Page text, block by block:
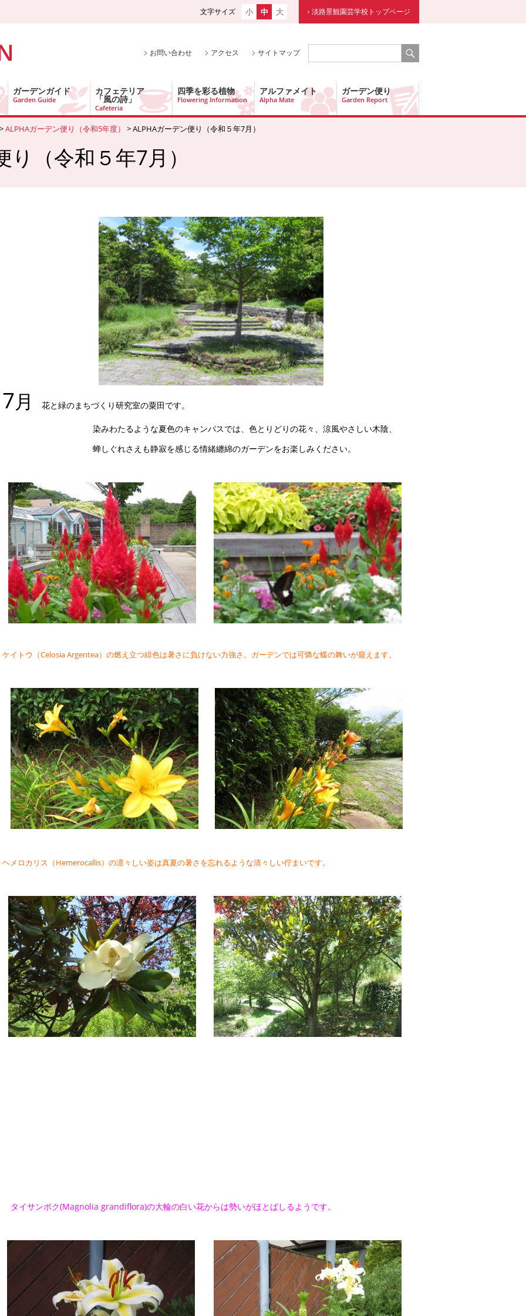
淡路景観園芸学校トップページ
文字サイズ 小 中 大
ガーデンガイド
Garden Guide
カフェテリア
「風の詩」
Cafeteria
四季を彩る植物
Flowering Information
アルファメイト
Alpha Mate
ガーデン便り
Garden Report
お問い合わせ アクセス サイトマップ
ALPHAガーデン便り（令和5年度） > ALPHAガーデン便り（令和５年7月）
（令和５年7月）
7月 花と緑のまちづくり研究室の粟田です。
染みわたるような夏色のキャンパスでは、色とりどりの花々、涼風やさしい木陰、
蝉しぐれさえも静寂を感じる情緒纏綿のガーデンをお楽しみください。
ケイトウ（Celosia Argentea）の燃え立つ緋色は暑さに負けない力強さ。ガーデンでは可憐な蝶の舞いが窺えます。
ヘメロカリス（Hemerocallis）の凛々しい姿は真夏の暑さを忘れるような清々しい佇まいです。
タイサンボク(Magnolia grandiflora)の大輪の白い花からは勢いがほとばしるようです。